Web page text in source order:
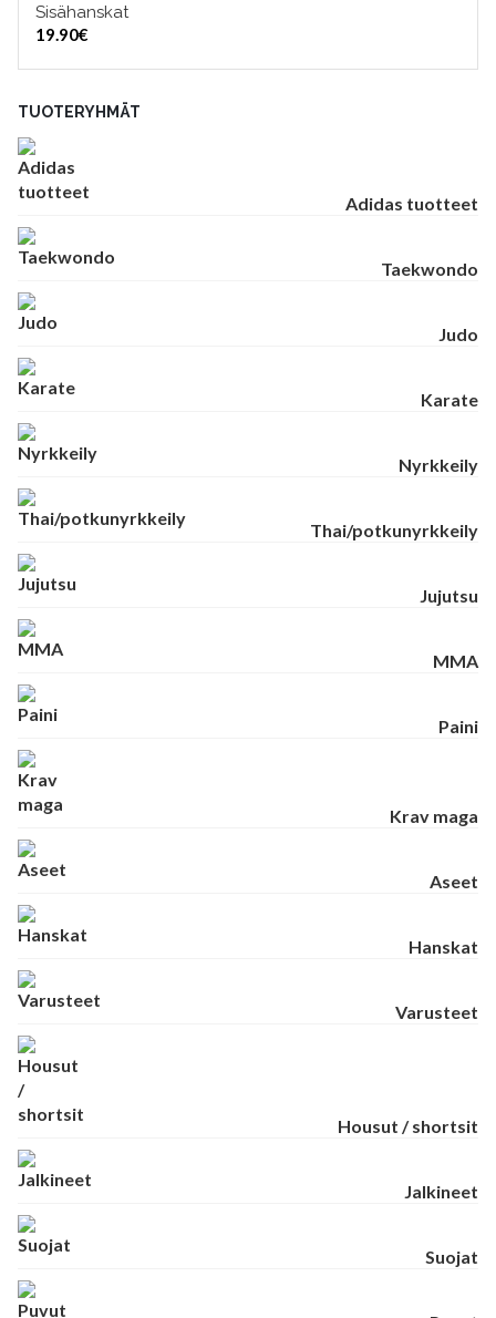
Sisähanskat
19.90€
TUOTERYHMÄT
Adidas tuotteet
Taekwondo
Judo
Karate
Nyrkkeily
Thai/potkunyrkkeily
Jujutsu
MMA
Paini
Krav maga
Aseet
Hanskat
Varusteet
Housut / shortsit
Jalkineet
Suojat